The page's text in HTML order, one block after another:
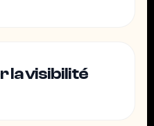
la visibilité